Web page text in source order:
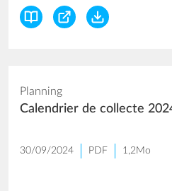
Planning
Calendrier de collecte
30/09/2024 PDF 1,2Mo